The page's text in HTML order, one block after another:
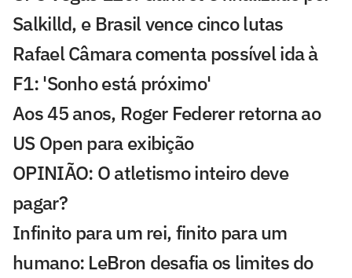
Salkilld, e Brasil vence cinco lutas
Rafael Câmara comenta possível ida à
F1: 'Sonho está próximo'
Aos 45 anos, Roger Federer retorna ao
US Open para exibição
OPINIÃO: O atletismo inteiro deve
pagar?
Infinito para um rei, finito para um
humano: LeBron desafia os limites do